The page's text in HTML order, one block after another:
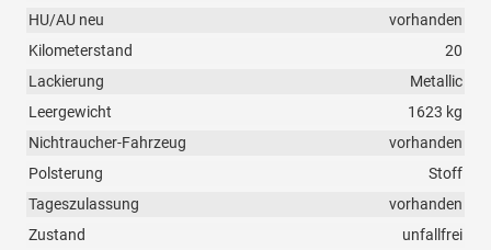
HU/AU neu
vorhanden
Kilometerstand
20
Lackierung
Metallic
Leergewicht
1623 kg
Nichtraucher-Fahrzeug
vorhanden
Polsterung
Stoff
Tageszulassung
vorhanden
Zustand
unfallfrei